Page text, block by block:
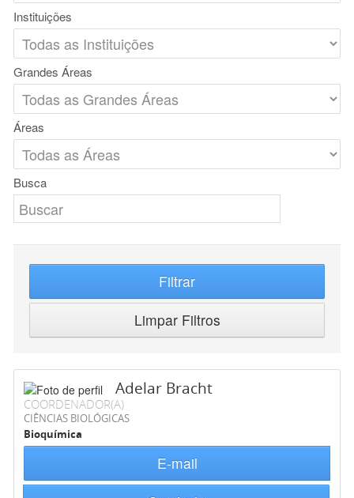
Instituições
Grandes Áreas
Áreas
Busca
Filtrar
Limpar Filtros
Adelar Bracht
COORDENADOR(A)
CIÊNCIAS BIOLÓGICAS
Bioquímica
E-mail